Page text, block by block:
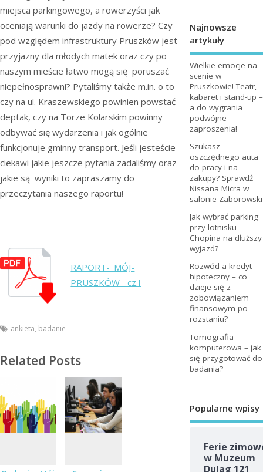
miejsca parkingowego, a rowerzyści jak
oceniają warunki do jazdy na rowerze? Czy
pod względem infrastruktury Pruszków jest
przyjazny dla młodych matek oraz czy po
naszym mieście łatwo mogą się poruszać
niepełnosprawni? Pytaliśmy także m.in. o to
czy na ul. Kraszewskiego powinien powstać
deptak, czy na Torze Kolarskim powinny
odbywać się wydarzenia i jak ogólnie
funkcjonuje gminny transport. Jeśli jesteście
ciekawi jakie jeszcze pytania zadaliśmy oraz
jakie są wyniki to zapraszamy do
przeczytania naszego raportu!
RAPORT-_MÓJ-
PRUSZKÓW_-cz.I
ankieta, badanie
Related Posts
Najnowsze
artykuły
Wielkie emocje na
scenie w
Pruszkowie! Teatr,
kabaret i stand-up –
a do wygrania
podwójne
zaproszenia!
Szukasz
oszczędnego auta
do pracy i na
zakupy? Sprawdź
Nissana Micra w
salonie Zaborowski
Jak wybrać parking
przy lotnisku
Chopina na dłuższy
wyjazd?
Rozwód a kredyt
hipoteczny – co
dzieje się z
zobowiązaniem
finansowym po
rozstaniu?
Tomografia
komputerowa – jak
się przygotować do
badania?
Popularne wpisy
Ferie
w Muzeum
Dulag 121